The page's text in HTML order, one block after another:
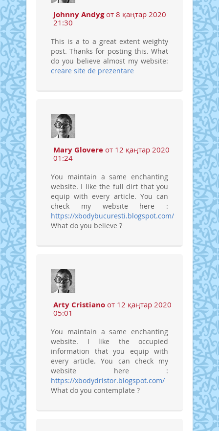
Johnny Andygот 8 қаңтар 2020
21:30
This is a to a great extent weighty
post. Thanks for posting this. What
do you believe almost my website:
creare site de prezentare
Mary Glovere от 12 қаңтар 2020
01:24
You maintain a same enchanting
website. I like the full dirt that you
equip with every article. You can
check my website here :
https://xbodybucuresti.blogspot.com/
What do you believe ?
Arty Cristiano от 12 қаңтар 2020
05:01
You maintain a same enchanting
website. I like the occupied
information that you equip with
every article. You can check my
website here :
https://xbodydristor.blogspot.com/
What do you contemplate ?